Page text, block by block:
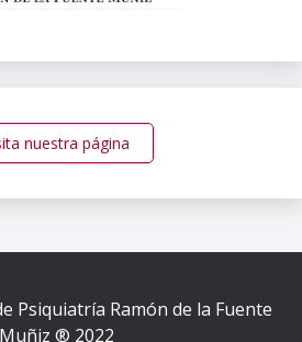
nuestra página
Psiquiatría Ramón de la Fuente
Muñiz ® 2022